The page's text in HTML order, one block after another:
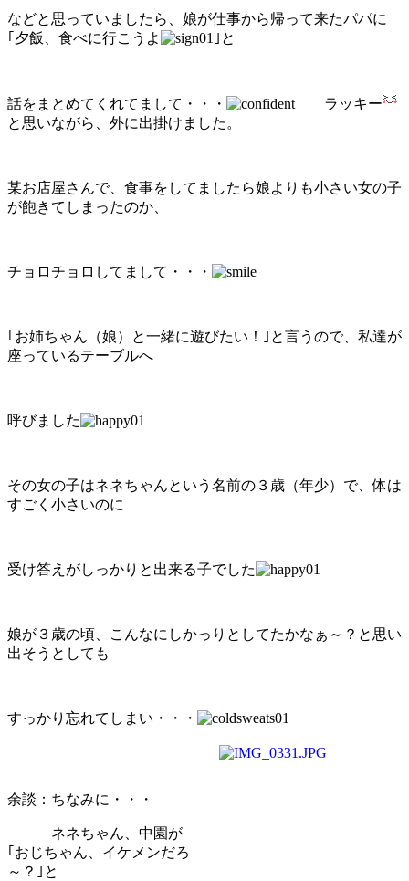
などと思っていましたら、娘が仕事から帰って来たパパに
｢夕飯、食べに行こうよ
｣と
話をまとめてくれてまして・・・
ラッキー
と思いながら、外に出掛けました。
某お店屋さんで、食事をしてましたら娘よりも小さい女の子
が飽きてしまったのか、
チョロチョロしてまして・・・
｢お姉ちゃん（娘）と一緒に遊びたい！｣と言うので、私達が
座っているテーブルへ
呼びました
その女の子はネネちゃんという名前の３歳（年少）で、体は
すごく小さいのに
受け答えがしっかりと出来る子でした
娘が３歳の頃、こんなにしかっりとしてたかなぁ～？と思い
出そうとしても
すっかり忘れてしまい・・・
余談：ちなみに・・・
ネネちゃん、中園が
｢おじちゃん、イケメンだろ
～？｣と